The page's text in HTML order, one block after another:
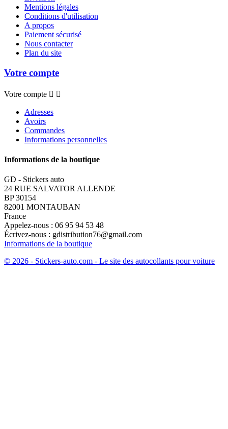
Mentions légales
Conditions d'utilisation
A propos
Paiement sécurisé
Nous contacter
Plan du site
Votre compte
Votre compte  
Adresses
Avoirs
Commandes
Informations personnelles
Informations de la boutique
GD - Stickers auto
24 RUE SALVATOR ALLENDE
BP 30154
82001 MONTAUBAN
France
Appelez-nous : 06 95 94 53 48
Écrivez-nous : gdistribution76@gmail.com
Informations de la boutique
© 2026 - Stickers-auto.com - Le site des autocollants pour voiture